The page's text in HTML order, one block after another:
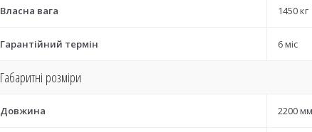
Власна вага 1450 кг
Гарантійний термін 6 міс
Габаритні розміри
Довжина 2200 мм